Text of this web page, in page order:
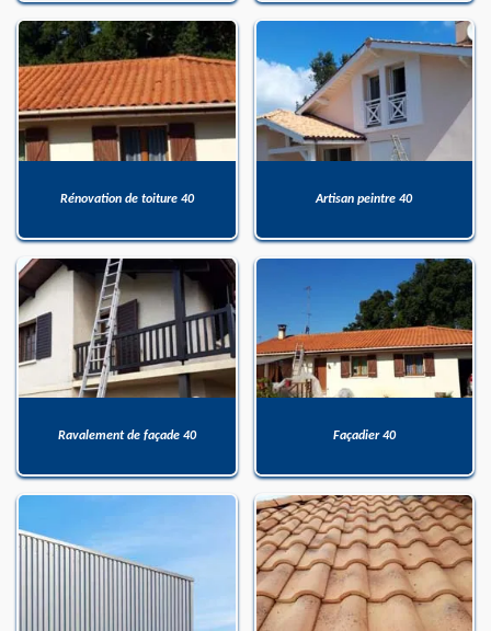
Rénovation de toiture 40 Artisan peintre 40
Ravalement de façade 40 Façadier 40